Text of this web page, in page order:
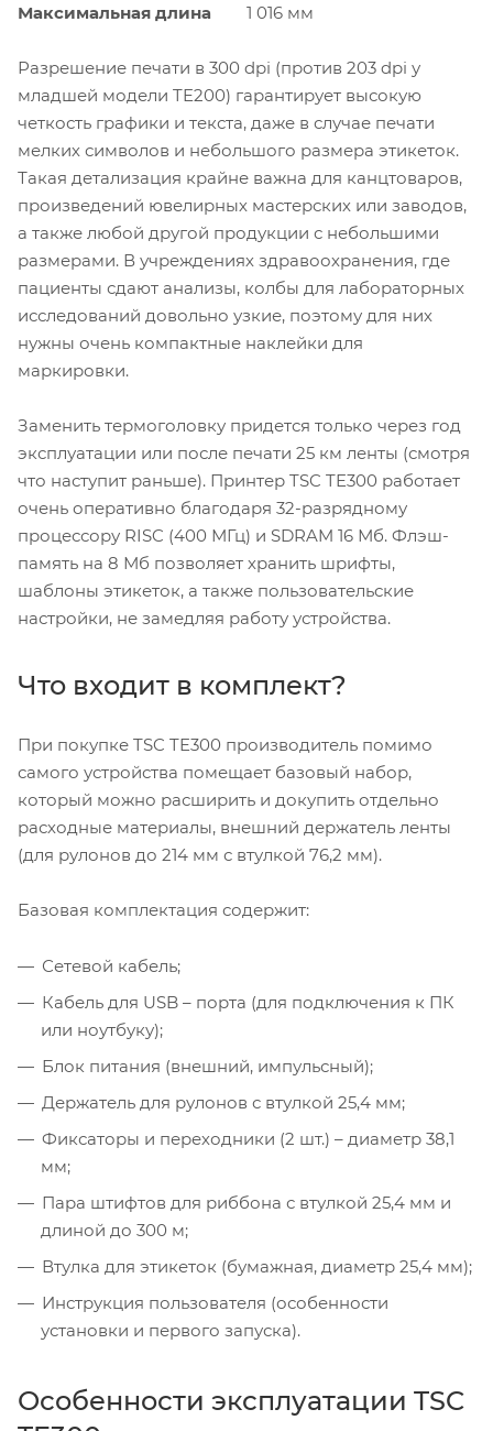
Максимальная длина 1 016 мм
Разрешение печати в 300 dpi (против 203 dpi у
младшей модели TE200) гарантирует высокую
четкость графики и текста, даже в случае печати
мелких символов и небольшого размера этикеток.
Такая детализация крайне важна для канцтоваров,
произведений ювелирных мастерских или заводов,
а также любой другой продукции с небольшими
размерами. В учреждениях здравоохранения, где
пациенты сдают анализы, колбы для лабораторных
исследований довольно узкие, поэтому для них
нужны очень компактные наклейки для
маркировки.
Заменить термоголовку придется только через год
эксплуатации или после печати 25 км ленты (смотря
что наступит раньше). Принтер TSC TE300 работает
очень оперативно благодаря 32-разрядному
процессору RISC (400 МГц) и SDRAM 16 Мб. Флэш-
память на 8 Мб позволяет хранить шрифты,
шаблоны этикеток, а также пользовательские
настройки, не замедляя работу устройства.
Что входит в комплект?
При покупке TSC TE300 производитель помимо
самого устройства помещает базовый набор,
который можно расширить и докупить отдельно
расходные материалы, внешний держатель ленты
(для рулонов до 214 мм с втулкой 76,2 мм).
Базовая комплектация содержит:
Сетевой кабель;
Кабель для USB – порта (для подключения к ПК
или ноутбуку);
Блок питания (внешний, импульсный);
Держатель для рулонов с втулкой 25,4 мм;
Фиксаторы и переходники (2 шт.) – диаметр 38,1
мм;
Пара штифтов для риббона с втулкой 25,4 мм и
длиной до 300 м;
Втулка для этикеток (бумажная, диаметр 25,4 мм);
Инструкция пользователя (особенности
установки и первого запуска).
Особенности эксплуатации TSC